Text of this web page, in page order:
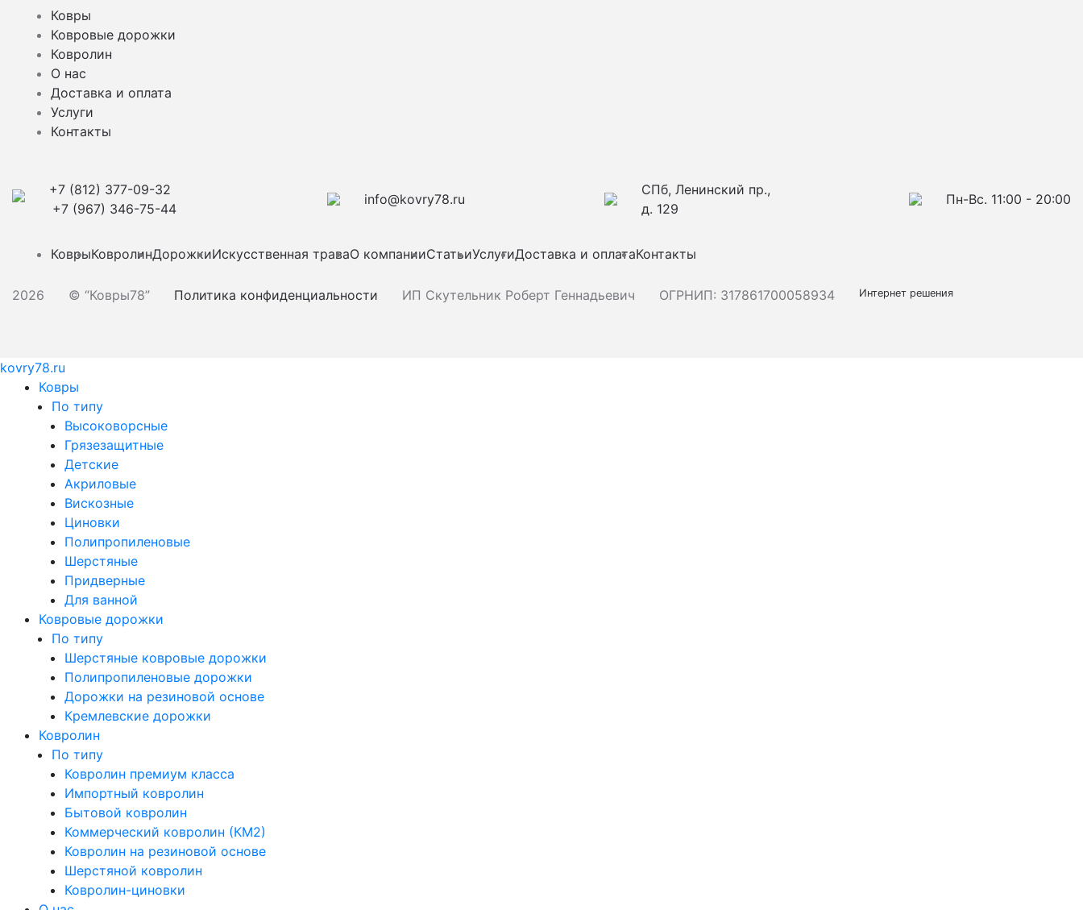
Ковры
Ковровые дорожки
Ковролин
О нас
Доставка и оплата
Услуги
Контакты
+7 (812) 377-09-32
+7 (967) 346-75-44
info@kovry78.ru
СПб, Ленинский пр.,
д. 129
Пн-Вс. 11:00 - 20:00
КоврыКовролинДорожкиИскусственная траваО компанииСтатьиУслугиДоставка и оплатаКонтакты
2026 © “Ковры78” Политика конфиденциальности ИП Скутельник Роберт Геннадьевич ОГРНИП: 317861700058934 Интернет решения
kovry78.ru
Ковры
По типу
Высоковорсные
Грязезащитные
Детские
Акриловые
Вискозные
Циновки
Полипропиленовые
Шерстяные
Придверные
Для ванной
Ковровые дорожки
По типу
Шерстяные ковровые дорожки
Полипропиленовые дорожки
Дорожки на резиновой основе
Кремлевские дорожки
Ковролин
По типу
Ковролин премиум класса
Импортный ковролин
Бытовой ковролин
Коммерческий ковролин (КМ2)
Ковролин на резиновой основе
Шерстяной ковролин
Ковролин-циновки